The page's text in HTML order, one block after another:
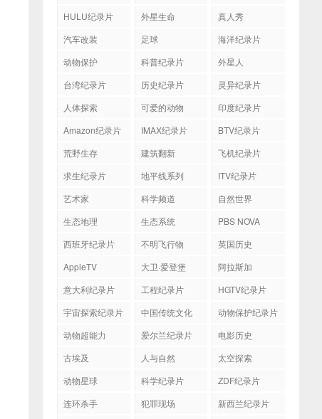
HULU纪录片
外星生命
真人秀
汽车改装
足球
海洋纪录片
动物保护
科普纪录片
外星人
台湾纪录片
历史纪录片
灵异纪录片
人体探索
可爱的动物
印度纪录片
Amazon纪录片
IMAX纪录片
BTV纪录片
荒野生存
建筑翻新
飞机纪录片
求生纪录片
地平线系列
ITV纪录片
艺术家
科学频道
自然世界
生态地理
生态系统
PBS NOVA
西班牙纪录片
不明飞行物
英国历史
AppleTV
大卫·爱登堡
阿拉斯加
意大利纪录片
工程纪录片
HGTV纪录片
宇宙探索纪录片
中国传统文化
动物保护纪录片
动物超能力
爱尔兰纪录片
电影历史
古埃及
人与自然
太空探索
动物星球
科学纪录片
ZDF纪录片
连环杀手
犯罪现场
新西兰纪录片